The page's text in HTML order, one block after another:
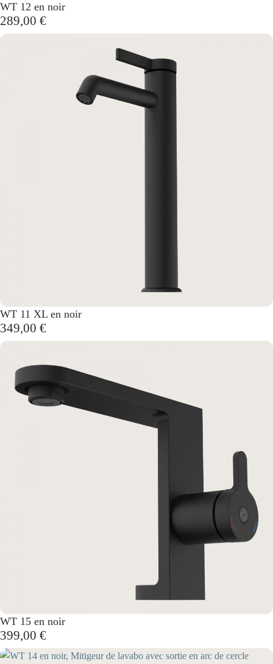
WT 12 en noir
289,00 €
WT 11 XL en noir
349,00 €
WT 15 en noir
399,00 €